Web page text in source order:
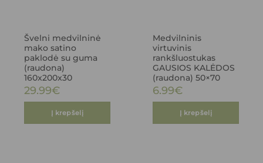
Švelni medvilninė
mako satino
paklodė su guma
(raudona)
160x200x30
29.99€
Į krepšelį
Medvilninis
virtuvinis
rankšluostukas
GAUSIOS KALĖDOS
(raudona) 50×70
6.99€
Į krepšelį